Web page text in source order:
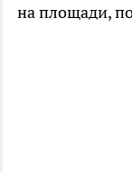
на площади,